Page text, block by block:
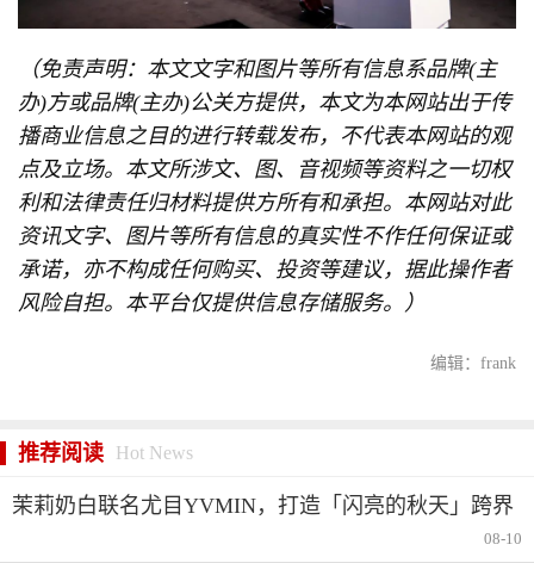
（免责声明：本文文字和图片等所有信息系品牌(主
办)方或品牌(主办)公关方提供，本文为本网站出于传
播商业信息之目的进行转载发布，不代表本网站的观
点及立场。本文所涉文、图、音视频等资料之一切权
利和法律责任归材料提供方所有和承担。本网站对此
资讯文字、图片等所有信息的真实性不作任何保证或
承诺，亦不构成任何购买、投资等建议，据此操作者
风险自担。本平台仅提供信息存储服务。）
编辑：frank
推荐阅读 Hot News
茉莉奶白联名尤目YVMIN，打造「闪亮的秋天」跨界
08-10